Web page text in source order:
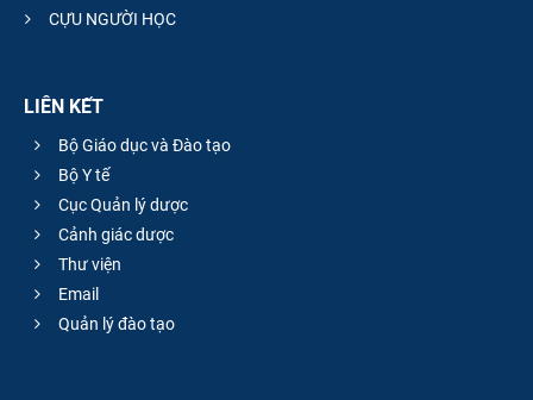
CỰU NGƯỜI HỌC
LIÊN KẾT
Bộ Giáo dục và Đào tạo
Bộ Y tế
Cục Quản lý dược
Cảnh giác dược
Thư viện
Email
Quản lý đào tạo